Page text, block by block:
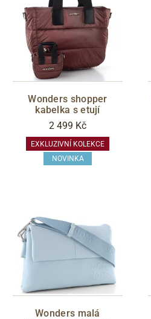
Wonders shopper
kabelka s etují
2 499 Kč
EXKLUZIVNÍ KOLEKCE
NOVINKA
Wonders malá